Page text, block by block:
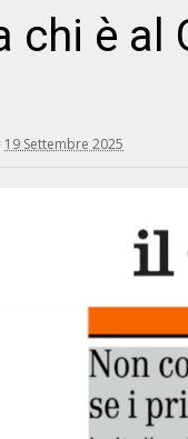
chi è al
19 Settembre 2025